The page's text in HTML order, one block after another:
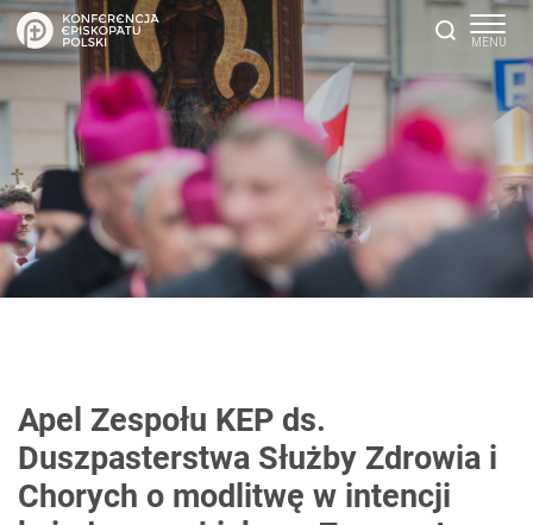
Apel Zespołu KEP ds.
Duszpasterstwa Służby Zdrowia i
Chorych o modlitwę w intencji